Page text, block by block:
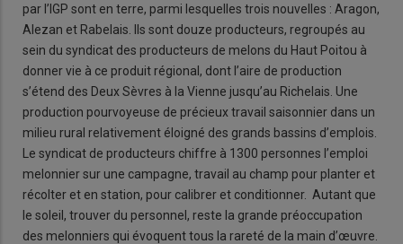
par l’IGP sont en terre, parmi lesquelles trois nouvelles : Aragon,
Alezan et Rabelais. Ils sont douze producteurs, regroupés au
sein du syndicat des producteurs de melons du Haut Poitou à
donner vie à ce produit régional, dont l’aire de production
s’étend des Deux Sèvres à la Vienne jusqu’au Richelais. Une
production pourvoyeuse de précieux travail saisonnier dans un
milieu rural relativement éloigné des grands bassins d’emplois.
Le syndicat de producteurs chiffre à 1300 personnes l’emploi
melonnier sur une campagne, travail au champ pour planter et
récolter et en station, pour calibrer et conditionner. Autant que
le soleil, trouver du personnel, reste la grande préoccupation
des melonniers qui évoquent tous la rareté de la main d’œuvre.